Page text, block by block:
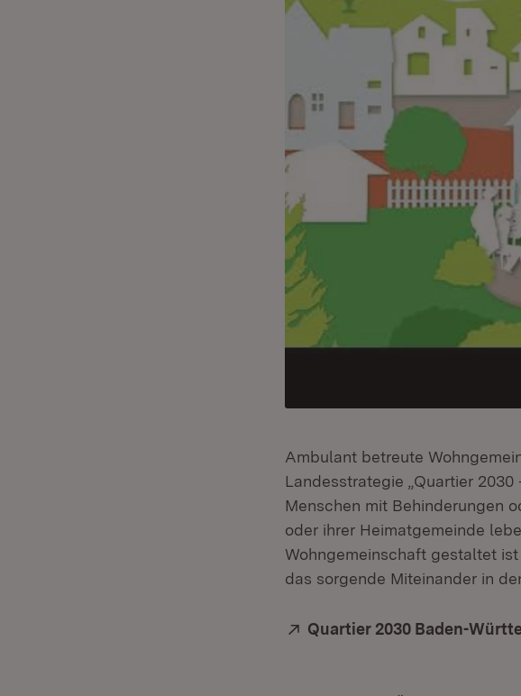
Ambulant betreute
Landesstrategie „Quartier
Menschen mit Behinderungen
oder ihrer Heimatgemeinde
Wohngemeinschaft gestaltet
das sorgende Miteinander in
Extern:
Quartier 2030 Baden-